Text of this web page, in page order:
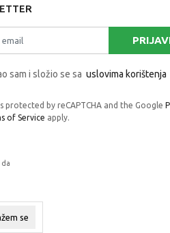
sam i složio se sa uslovima korištenja
protected by reCAPTCHA and the Google
of Service apply.
u svakom trenutku.
se